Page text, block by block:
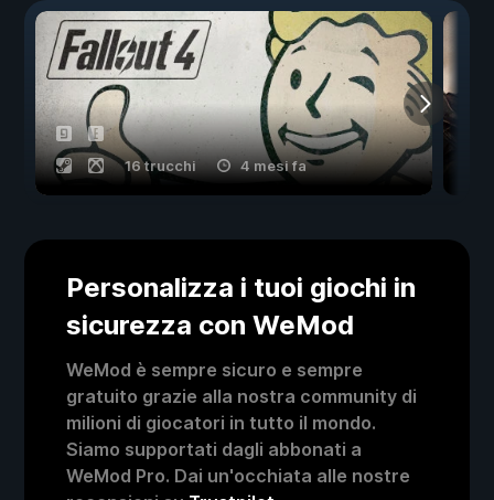
16 trucchi 4 mesi fa
Personalizza i tuoi giochi in
sicurezza con WeMod
WeMod è sempre sicuro e sempre
gratuito grazie alla nostra community di
milioni di giocatori in tutto il mondo.
Siamo supportati dagli abbonati a
WeMod Pro. Dai un'occhiata alle nostre